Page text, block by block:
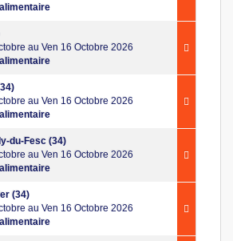
au Ven 16 Octobre 2026
au Ven 16 Octobre 2026
du-Fesc (34)
au Ven 16 Octobre 2026
(34)
au Ven 16 Octobre 2026